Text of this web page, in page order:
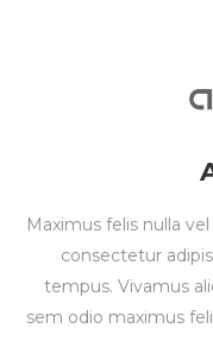
Maximus felis nulla
consectetur
tempus. Vivamus
sem odio maximus